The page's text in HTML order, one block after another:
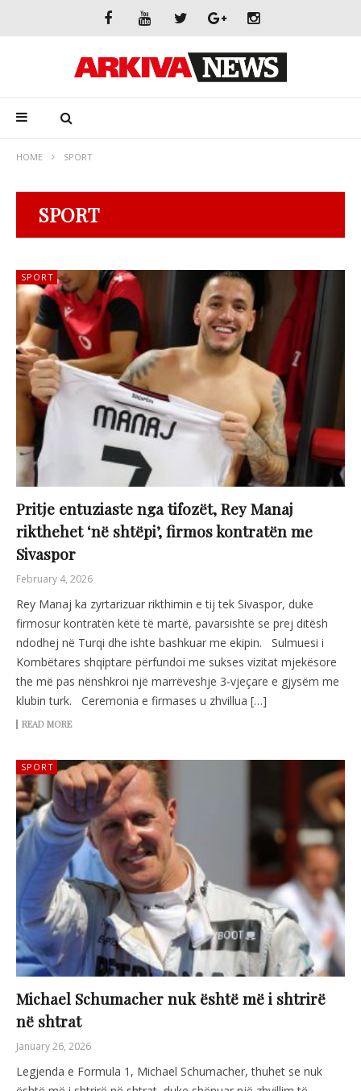
HOME SPORT
SPORT
SPORT
Pritje entuziaste nga tifozët, Rey Manaj
rikthehet ‘në shtëpi’, firmos kontratën me
Sivaspor
February 4, 2026
Rey Manaj ka zyrtarizuar rikthimin e tij tek Sivaspor, duke
firmosur kontratën këtë të martë, pavarsishtë se prej ditësh
ndodhej në Turqi dhe ishte bashkuar me ekipin. Sulmuesi i
Kombëtares shqiptare përfundoi me sukses vizitat mjekësore
the më pas nënshkroi një marrëveshje 3-vjeçare e gjysëm me
klubin turk. Ceremonia e firmases u zhvillua […]
READ MORE
SPORT
Michael Schumacher nuk është më i shtrirë
në shtrat
January 26, 2026
Legjenda e Formula 1, Michael Schumacher, thuhet se nuk